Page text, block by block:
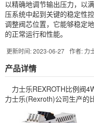
以精确地调节输出压力，以
压系统中起到关键的稳定性
调整阀芯位置，它能够稳定
的正常运行和性能。
更新时间: 2023-06-27 作者: 力
产品详情
力士乐REXROTH比例阀
力士乐(Rexroth)公司生产的